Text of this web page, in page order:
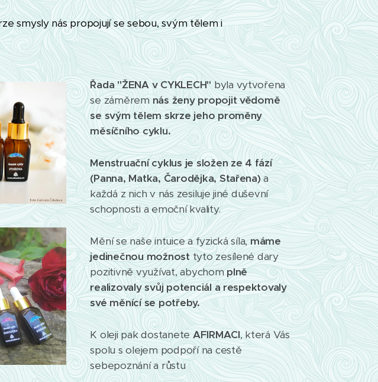
smysly nás propojují se sebou, svým tělem i
Řada "ŽENA v CYKLECH" byla vytvořena
se záměremnás ženy propojit vědomě
se svým tělem skrze jeho proměny
měsíčního cyklu.
Menstruační cyklus je složen ze 4 fází
(Panna, Matka, Čarodějka, Stařena)a
každá z nich v nás zesiluje jiné duševní
schopnosti a emoční kvality.
Mění se naše intuice a fyzická síla, máme
jedinečnou možnosttyto zesílené dary
pozitivně využívat, abychomplně
realizovaly svůj potenciál a respektovaly
své měnící se potřeby.
K oleji pak dostanete AFIRMACI, která Vás
spolu s olejem podpoří na cestě
sebepoznání a růstu 💕